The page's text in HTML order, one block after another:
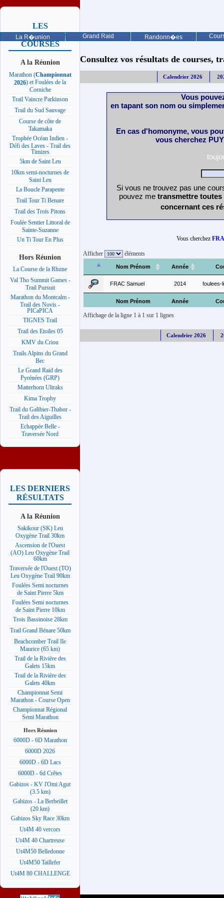
La R�union Grand Raid Randonn�es
LES
PROCHAINES
COURSES
A la Réunion
Marathon (Championnat
2026) et Foulées de la
Corniche
Trail Vaincre Parkinson
Trail du Sud Sauvage
Course de côte de
Takamaka
Trophée Océan Indien -
Défi des Laves - Trail des
Timizes
5km de Saint Leu
10km semi-nocturnes de
Saint Leu
La Boucle Parapente
Trail Tour Ti Benare
Trail des Trois Pitons
Foulée Sentier Littoral de
Sainte-Suzanne
Un Ti Tour En Plus
Hors Réunion
La Course de la Rhune
Val Tho Summit Games -
Trail Pursuit
Marathon du Montcalm -
Trail des Novis -
PICaPICA
TIGNES Trail
Trail des Etoiles 05
KMV du Criou
Trails Alpins du Grand
Bec
Le Grand Raid des
Pyrénées (GRP)
Matterhorn Ultraks
Kima Trophy
Trail du Galibier-Thabor -
Trail des Aiguilles
Echappée Belle -
Traversée Nord
LES DERNIERS
RÉSULTATS
A la Réunion
Sakikour (SK) Leu
Oxygène Trail 30km
Ascension de l'Ouest
(AO) Leu Oxygène Trail
60km
Traversée de l'Ouest (TO)
Leu Oxygène Trail 90km
Foulées Semi nocturnes
de Saint Pierre 5km
Foulées Semi nocturnes
de Saint Pierre 10km
Trois Bassinoise 28km
Trail Grand Bénare 50km
Beachcomber Trail Ile
Maurice (65 km)
Trail de la Rivière des
Galets 15km
Trail de la Rivière des
Galets 40km
Championnat Semi
Marathon - Course Open
Championnat Régional
Semi Marathon
Hors Réunion
6000D - 6D Marathon
6000D 2026
6000D - 6D Lacs
6000D - 6d Crêtes
Gabizos - KV l'Omi Agut
(3.5 km)
Gabizos - La Berbeillet
(20 km)
Gabizos Sky Race 30km
Ut4M 40 vercors
Ut4M 40 Chartreuse
Ut4M50 Belledonne
Ut4M50 Taillefer
Ut4M 80 CHALLENGE
Consultez vos résultats de courses,
Calendrier 2026
Vous
en tapant son nom ou
En cas d'homonyme, vous
vous cherchez
Si vous ne trouvez pas une
pouvez me transmettre
concernant ces
Vous cherchez
Afficher éléments
Nom Prénom Année
Nom Prénom Année
FRAC Samuel 2014 foulees-
Affichage de la ligne 1 à 1 sur 1 lignes
Calendrier 2026